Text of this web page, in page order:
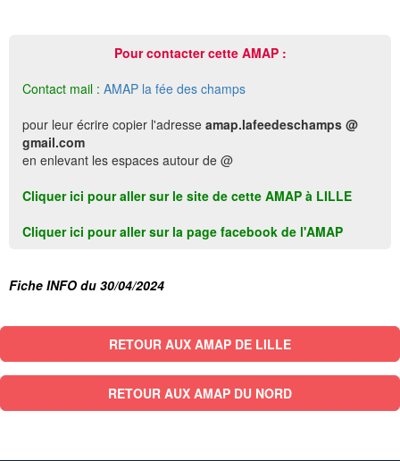
Pour contacter cette AMAP :
Contact mail : AMAP la fée des champs
pour leur écrire copier l'adresse amap.lafeedeschamps @
gmail.com
en enlevant les espaces autour de @
Cliquer ici pour aller sur le site de cette AMAP à LILLE
Cliquer ici pour aller sur la page facebook de l'AMAP
Fiche INFO du 30/04/2024
RETOUR AUX AMAP DE LILLE
RETOUR AUX AMAP DU NORD